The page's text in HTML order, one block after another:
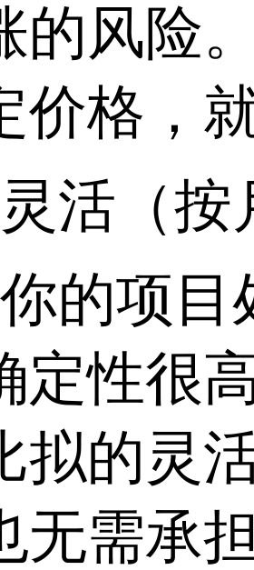
的风险
价格，
活（按
的项目
定性很
拟的灵
无需承